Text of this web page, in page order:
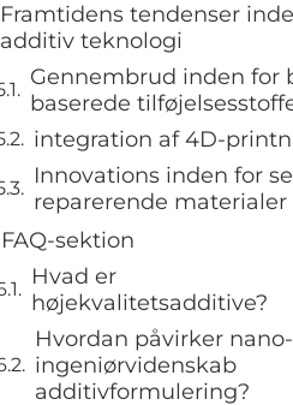
Framtidens tendenser
additiv teknologi
Gennembrud inden for
baserede
integration af 4D-
Innovations inden for
reparerende materialer
FAQ-sektion
Hvad er
højekvalitetsadditive?
Hvordan påvirker nano-
ingeniørvidenskab
additivformulering?